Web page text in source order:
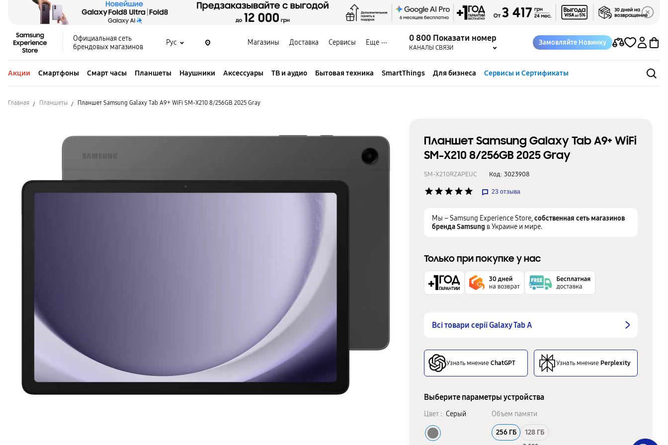
Официальная сеть
брендовых магазинов
Рус Магазины Доставка Сервисы Еще 0 800 Показати номер
КАНАЛЫ СВЯЗИ
Замовляйте Новинку
Акции Смартфоны Смарт часы Планшеты Наушники Аксессуары ТВ и аудио Бытовая техника SmartThings Для бизнеса Сервисы и Сертификаты
Главная Планшеты Планшет Samsung Galaxy Tab A9+ WiFi SM-X210 8/256GB 2025 Gray
Планшет Samsung Galaxy Tab A9+ WiFi
SM-X210 8/256GB 2025 Gray
SM-X210RZAPEUC Код: 3023908
star star star star star 23 отзыва
Мы – Samsung Experience Store,собственная сеть магазинов
бренда Samsung в Украине и мире.
Только при покупке у нас
Всі товари серії Galaxy Tab A
Узнать мнениеChatGPT Узнать мнение Perplexity
Выберите параметры устройства
Цвет : Серый Объем памяти
256 ГБ 128 ГБ